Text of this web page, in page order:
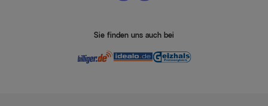
Sie finden uns auch bei